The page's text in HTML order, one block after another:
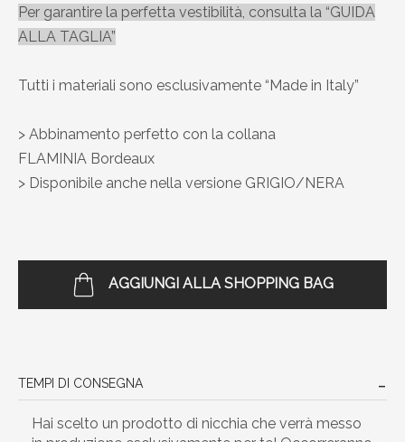
Per garantire la perfetta vestibilità, consulta la “GUIDA
ALLA TAGLIA”
Tutti i materiali sono esclusivamente “Made in Italy”
> Abbinamento perfetto con la collana
FLAMINIA Bordeaux
> Disponibile anche nella versione GRIGIO/NERA
AGGIUNGI ALLA SHOPPING BAG
TEMPI DI CONSEGNA
Hai scelto un prodotto di nicchia che verrà messo